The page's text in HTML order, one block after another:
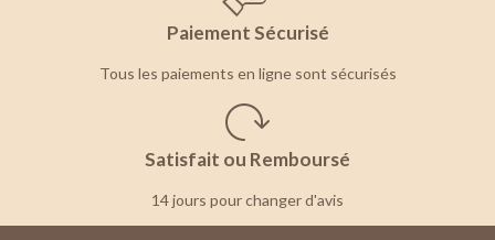
Paiement Sécurisé
Tous les paiements en ligne sont sécurisés
Satisfait ou Remboursé
14 jours pour changer d'avis